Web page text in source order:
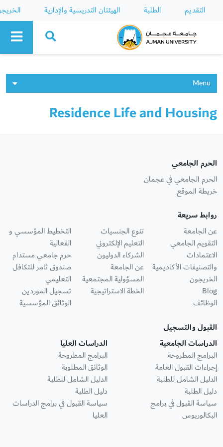
التقديم الطلبة الهيئتان التدريسية والإدارية
Ajman University
Menu
Residence Life and Housing
الحرم الجامعي
الحرم الجامعي في عجمان
خريطة الموقع
روابط سريعة
عن الجامعة
التقويم الجامعي
الاعتمادات
والتصنيفات الأكاديمية
الخريجون
Blog
الوظائف
تنوع الجنسيات
التعليم الإلكتروني
الشركاء الدوليون
عن الجامعة
المسؤولية المجتمعية
الخطة الاستراتيجية
التخطيط المؤسسي و
الفعالية
حرم جامعي مستدام
صندوق ثامر للتكافل
التعليمي
تسجيل الموردين
الوثائق المؤسسية
القبول والتسجيل
الدراسات الجامعية
البرامج المطروحة
إجراءات القبول العامة
الدليل الشامل للطلبة
دليل الطلبة
سياسة القبول في برامج
البكالوريوس
الدراسات العليا
البرامج المطروحة
الوثائق المطلوبة
الدليل الشامل للطلبة
دليل الطلبة
سياسة القبول في برامج الدراسات
العليا